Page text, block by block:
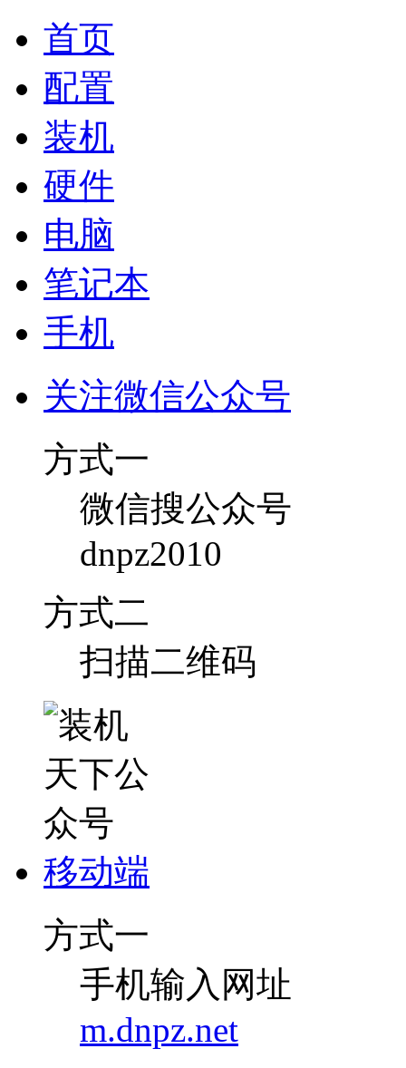
首页
配置
装机
硬件
电脑
笔记本
手机
关注微信公众号
方式一
微信搜公众号
dnpz2010
方式二
扫描二维码
移动端
方式一
手机输入网址
m.dnpz.net